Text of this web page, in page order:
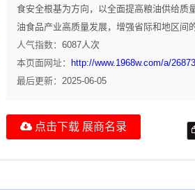
食安全根基为方向，以全面提高粮油供给质
油食品产业高质量发展，增强省际和地区间
人气指数： 6087人次
本页面网址：
http://www.1968w.com/a/
最后更新： 2025-06-05
点击下载 展商名录